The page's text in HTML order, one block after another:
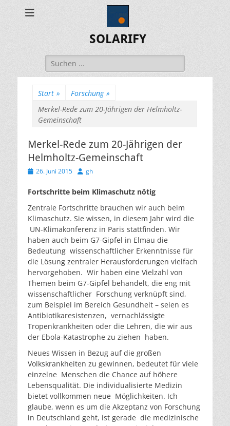
SOLARIFY
Suchen
nach:
Start » Forschung »
Merkel-Rede zum 20-Jährigen der Helmholtz-
Gemeinschaft
Merkel-Rede zum 20-Jährigen der
Helmholtz-Gemeinschaft
Veröffentlicht
26. Juni 2015 Autor
gh
Fortschritte beim Klimaschutz nötig
Zentrale Fortschritte brauchen wir auch beim
Klimaschutz. Sie wissen, in diesem Jahr wird die
UN-Klimakonferenz in Paris stattfinden. Wir
haben auch beim G7-Gipfel in Elmau die
Bedeutung wissenschaftlicher Erkenntnisse für
die Lösung zentraler Herausforderungen vielfach
hervorgehoben. Wir haben eine Vielzahl von
Themen beim G7-Gipfel behandelt, die eng mit
wissenschaftlicher Forschung verknüpft sind,
zum Beispiel im Bereich Gesundheit – seien es
Antibiotikaresistenzen, vernachlässigte
Tropenkrankheiten oder die Lehren, die wir aus
der Ebola-Katastrophe zu ziehen haben.
Neues Wissen in Bezug auf die großen
Volkskrankheiten zu gewinnen, bedeutet für viele
einzelne Menschen die Chance auf höhere
Lebensqualität. Die individualisierte Medizin
bietet vollkommen neue Möglichkeiten. Ich
glaube, wenn es um die Akzeptanz von Forschung
in Deutschland geht, ist gerade die medizinische